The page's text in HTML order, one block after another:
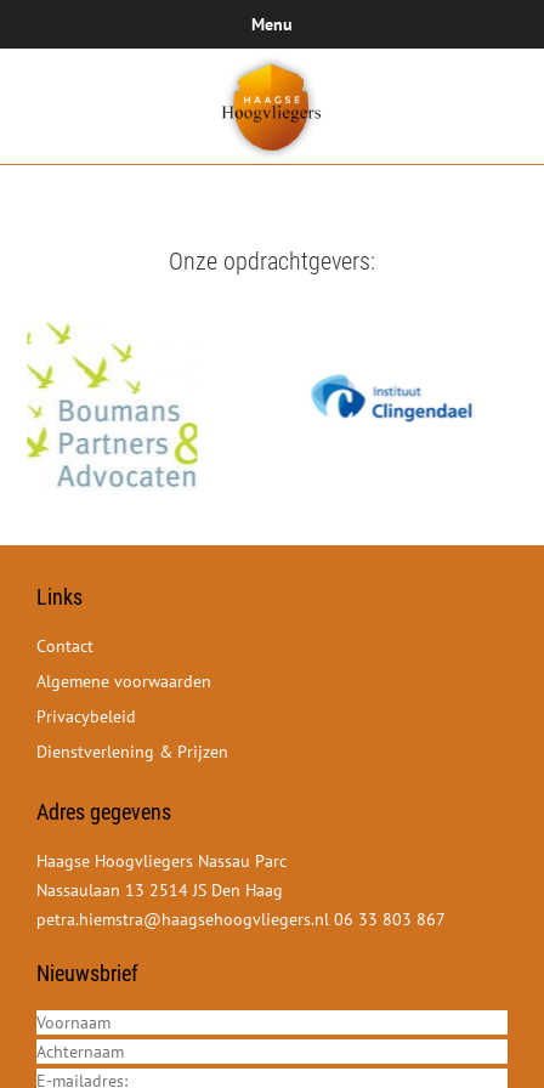
Menu
Onze opdrachtgevers:
Links
Contact
Algemene voorwaarden
Privacybeleid
Dienstverlening & Prijzen
Adres gegevens
Haagse Hoogvliegers Nassau Parc
Nassaulaan 13 2514 JS Den Haag
petra.hiemstra@haagsehoogvliegers.nl 06 33 803 867
Nieuwsbrief